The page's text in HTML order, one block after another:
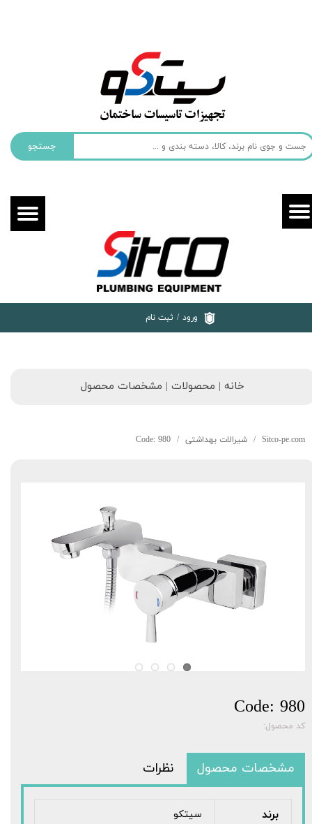
جستجو
ورود / ثبت نام
خروج از حساب کاربری
خانه | محصولات | مشخصات محصول
Sitco-pe.com شیرالات بهداشتی Code: 980
Code: 980
کد محصول:
مشخصات محصول نظرات
برند سیتکو